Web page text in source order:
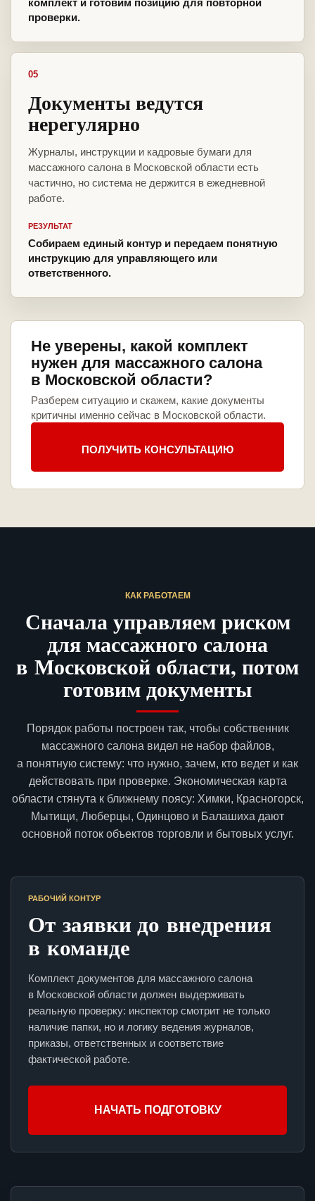
комплект и готовим позицию для повторной
проверки.
05
Документы ведутся
нерегулярно
Журналы, инструкции и кадровые бумаги для
массажного салона в Московской области есть
частично, но система не держится в ежедневной
работе.
РЕЗУЛЬТАТ
Собираем единый контур и передаем понятную
инструкцию для управляющего или
ответственного.
Не уверены, какой комплект
нужен для массажного салона
в Московской области?
Разберем ситуацию и скажем, какие документы
критичны именно сейчас в Московской области.
ПОЛУЧИТЬ КОНСУЛЬТАЦИЮ
КАК РАБОТАЕМ
Сначала управляем риском
для массажного салона
в Московской области, потом
готовим документы
Порядок работы построен так, чтобы собственник
массажного салона видел не набор файлов,
а понятную систему: что нужно, зачем, кто ведет и как
действовать при проверке. Экономическая карта
области стянута к ближнему поясу: Химки, Красногорск,
Мытищи, Люберцы, Одинцово и Балашиха дают
основной поток объектов торговли и бытовых услуг.
РАБОЧИЙ КОНТУР
От заявки до внедрения
в команде
Комплект документов для массажного салона
в Московской области должен выдерживать
реальную проверку: инспектор смотрит не только
наличие папки, но и логику ведения журналов,
приказы, ответственных и соответствие
фактической работе.
НАЧАТЬ ПОДГОТОВКУ